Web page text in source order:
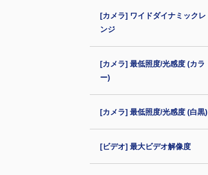
[カメラ] ワイドダイナミックレ
ンジ
[カメラ] 最低照度/光感度 (カラ
ー)
[カメラ] 最低照度/光感度 (白黒)
[ビデオ] 最大ビデオ解像度